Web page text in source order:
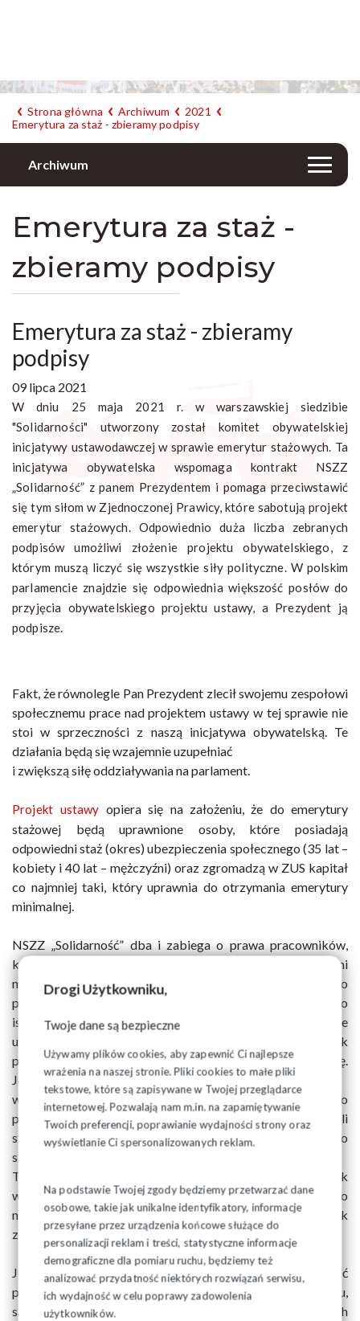
Drogi Użytkowniku,
Twoje dane są bezpieczne
Używamy plików cookies, aby zapewnić Ci najlepsze
wrażenia na naszej stronie. Pliki cookies to małe pliki
tekstowe, które są zapisywane w Twojej przeglądarce
internetowej. Pozwalają nam m.in. na zapamiętywanie
Twoich preferencji, poprawianie wydajności strony oraz
wyświetlanie Ci spersonalizowanych reklam.
Na podstawie Twojej zgody będziemy przetwarzać dane
osobowe, takie jak unikalne identyfikatory, informacje
przesyłane przez urządzenia końcowe służące do
personalizacji reklam i treści, statystyczne informacje
demograficzne dla pomiaru ruchu, będziemy też
analizować przydatność niektórych rozwiązań serwisu,
ich wydajność w celu poprawy zadowolenia
użytkowników.
Strona główna Archiwum
2021
Emerytura za staż - zbieramy podpisy
Archiwum
Emerytura za staż -
zbieramy podpisy
Emerytura za staż - zbieramy
podpisy
09 lipca 2021
W dniu 25 maja 2021 r. w warszawskiej siedzibie
"Solidarności" utworzony został komitet obywatelskiej
inicjatywy ustawodawczej w sprawie emerytur stażowych. Ta
inicjatywa obywatelska wspomaga kontrakt NSZZ
„Solidarność” z panem Prezydentem i pomaga przeciwstawić
się tym siłom w Zjednoczonej Prawicy, które sabotują projekt
emerytur stażowych. Odpowiednio duża liczba zebranych
podpisów umożliwi złożenie projektu obywatelskiego, z
którym muszą liczyć się wszystkie siły polityczne. W polskim
parlamencie znajdzie się odpowiednia większość posłów do
przyjęcia obywatelskiego projektu ustawy, a Prezydent ją
podpisze.
Fakt, że równolegle Pan Prezydent zlecił swojemu zespołowi
społecznemu prace nad projektem ustawy w tej sprawie nie
stoi w sprzeczności z naszą inicjatywa obywatelską. Te
działania będą się wzajemnie uzupełniać
i zwiększą siłę oddziaływania na parlament.
Projekt ustawy opiera się na założeniu, że do emerytury
stażowej będą uprawnione osoby, które posiadają
odpowiedni staż (okres) ubezpieczenia społecznego (35 lat –
kobiety i 40 lat – mężczyźni) oraz zgromadzą w ZUS kapitał
co najmniej taki, który uprawnia do otrzymania emerytury
minimalnej.
NSZZ „Solidarność” dba i zabiega o prawa pracowników,
którzy ciężko pracując całe swoje życie zawodowe powinni
mieć uprawnienie do przejścia na emeryturę po
przepracowaniu odpowiedniego okresu czasu. Co bardzo
istotne - możliwość przejścia na emeryturę stażową będzie
uprawnieniem pracownika a nie obowiązkiem - to pracownik
podejmie w stosownym czasie najlepszą dla siebie decyzję.
Jeśli będzie czuć się na siłach, będąc
w dobrym zdrowiu, będzie nadal pracował nawet po
przekroczeniu ustawowego wieku emerytalnego, a jeśli
sytuacja życiowa i zdrowotna będzie tego wymagała to
skorzysta z możliwości przejścia na emeryturę stażową.
To na tym właśnie polega wolność człowieka, o której tak
wiele mówią politycy i media, to jest wolność do
nieskrępowanego wyboru. Państwo ma obowiązek
zabezpieczyć obywatelom możliwość takiego wyboru.
Jako NSZZ Solidarność z zadowoleniem przyjmujemy część
propozycji rządowych w sprawie np. nowego polskiego ładu,
są one zresztą w wielu punktach realizacją wieloletnich